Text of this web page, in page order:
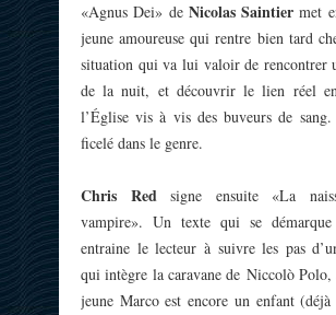
«Agnus Dei» de Nicolas Saintier met
jeune amoureuse qui rentre bien tard
situation qui va lui valoir de rencontrer
de la nuit, et découvrir le lien réel
l’Église vis à vis des buveurs de
ficelé dans le genre.
Chris Redsigne ensuite «La
vampire». Un texte qui se
entraine le lecteur à suivre les pas
qui intègre la caravane de Niccolò Polo,
jeune Marco est encore un enfant